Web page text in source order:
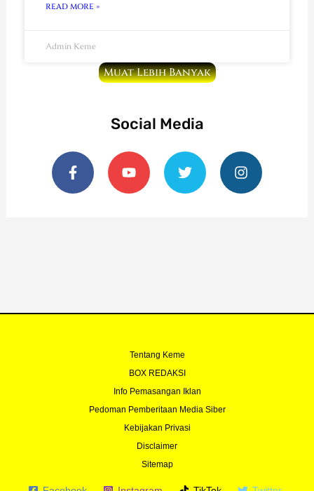
READ MORE »
Admin Keme
Muat Lebih Banyak
Social Media
F
a
c
e
Y
o
u
t
T
w
i
t
I
n
s
t
Tentang Keme
BOX REDAKSI
Info Pemasangan Iklan
Pedoman Pemberitaan Media Siber
Kebijakan Privasi
Disclaimer
Sitemap